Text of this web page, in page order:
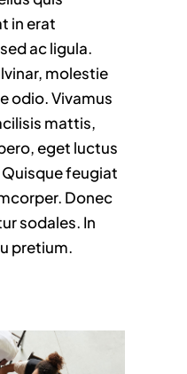
in erat
ac ligula.
molestie
odio. Vivamus
mattis,
eget luctus
feugiat
Donec
sodales. In
pretium.